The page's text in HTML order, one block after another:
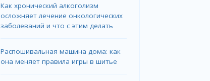
Как хронический алкоголизм
осложняет лечение онкологических
заболеваний и что с этим делать
Распошивальная машина дома: как
она меняет правила игры в шитье